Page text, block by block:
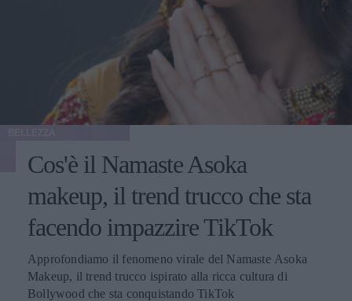
Cos'è il Namaste Asoka
makeup, il trend trucco che sta
facendo impazzire TikTok
Approfondiamo il fenomeno virale del Namaste Asoka
Makeup, il trend trucco ispirato alla ricca cultura di
Bollywood che sta conquistando TikTok